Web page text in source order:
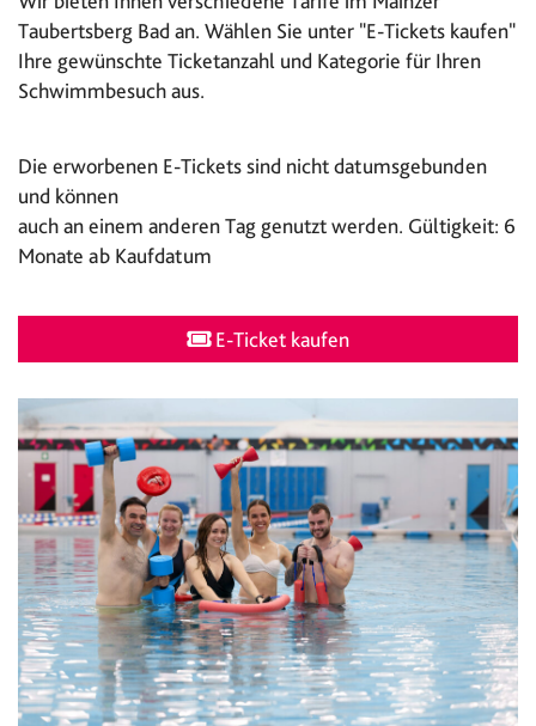
Taubertsberg Bad an. Wählen Sie unter "E-Tickets kaufen"
Ihre gewünschte Ticketanzahl und Kategorie für Ihren
Schwimmbesuch aus.
Die erworbenen E-Tickets sind nicht datumsgebunden
und können
auch an einem anderen Tag genutzt werden. Gültigkeit: 6
Monate ab Kaufdatum
E-Ticket kaufen